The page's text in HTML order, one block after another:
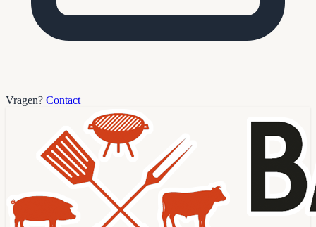
Vragen? Contact